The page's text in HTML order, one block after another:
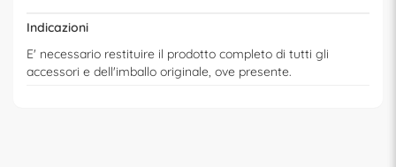
Indicazioni
E' necessario restituire il prodotto completo di tutti gli
accessori e dell'imballo originale, ove presente.